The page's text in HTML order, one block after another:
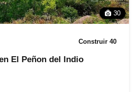
30
Construir 40
El Peñon del Indio